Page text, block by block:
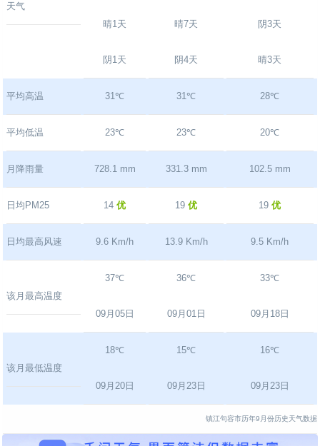
天气
晴1天
阴1天
晴7天
阴4天
阴3天
晴3天
平均高温 31℃ 31℃ 28℃
平均低温 23℃ 23℃ 20℃
月降雨量 728.1 mm 331.3 mm 102.5 mm
日均PM25 14优 19优 19优
日均最高风速 9.6 Km/h 13.9 Km/h 9.5 Km/h
该月最高温度
37℃
09月05日
36℃
09月01日
33℃
09月18日
该月最低温度
18℃
09月20日
15℃
09月23日
16℃
09月23日
镇江句容市历年9月份历史天气数据